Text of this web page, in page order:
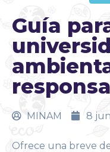
Guía
MINAM 8
Ofrece una breve